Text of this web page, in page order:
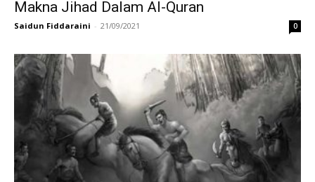
Makna Jihad Dalam Al-Quran
Saidun Fiddaraini - 21/09/2021 0